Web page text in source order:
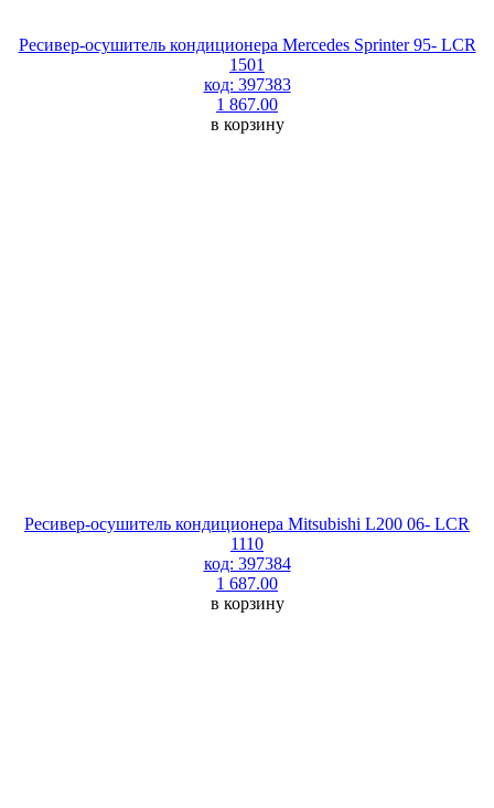
Ресивер-осушитель кондиционера Mercedes Sprinter 95- LCR
1501
код: 397383
1 867.00
в корзину
Ресивер-осушитель кондиционера Mitsubishi L200 06- LCR
1110
код: 397384
1 687.00
в корзину